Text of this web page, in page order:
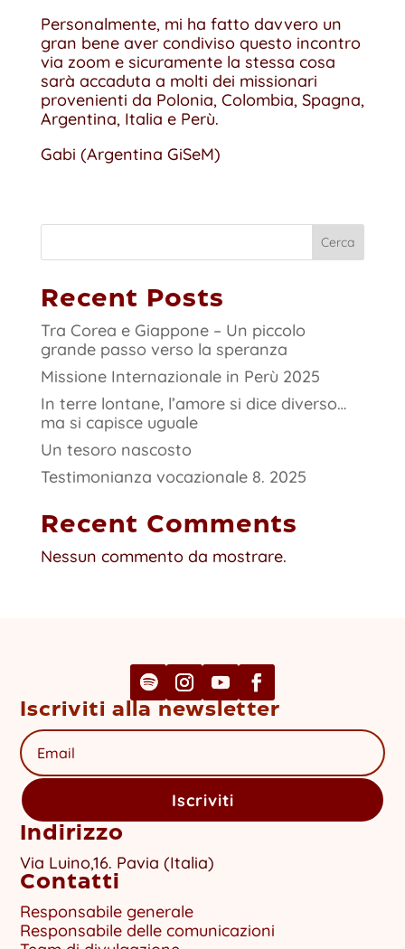
Personalmente, mi ha fatto davvero un
gran bene aver condiviso questo incontro
via zoom e sicuramente la stessa cosa
sarà accaduta a molti dei missionari
provenienti da Polonia, Colombia, Spagna,
Argentina, Italia e Perù.
Gabi (Argentina GiSeM)
Cerca
Recent Posts
Tra Corea e Giappone – Un piccolo
grande passo verso la speranza
Missione Internazionale in Perù 2025
In terre lontane, l’amore si dice diverso…
ma si capisce uguale
Un tesoro nascosto
Testimonianza vocazionale 8. 2025
Recent Comments
Nessun commento da mostrare.
Iscriviti alla newsletter
Iscriviti
Indirizzo
Via Luino,16. Pavia (Italia)
Contatti
Responsabile generale
Responsabile delle comunicazioni